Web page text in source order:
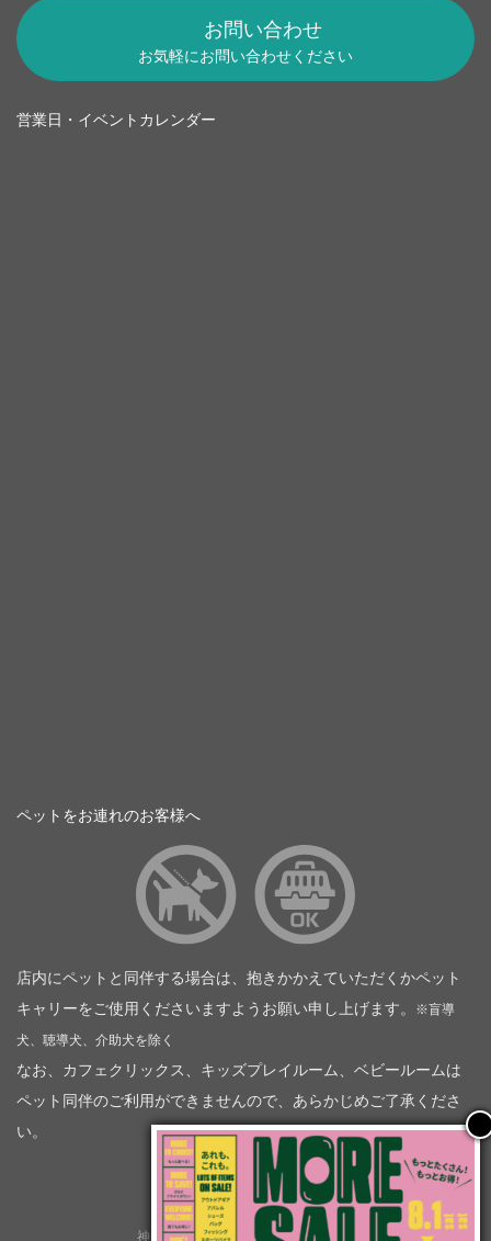
お問い合わせ
お気軽にお問い合わせください
営業日・イベントカレンダー
ペットをお連れのお客様へ
店内にペットと同伴する場合は、抱きかかえていただくかペット
キャリーをご使用くださいますようお願い申し上げます。
※盲導
犬、聴導犬、介助犬を除く
なお、カフェクリックス、キッズプレイルーム、ベビールームは
ペット同伴のご利用ができませんので、あらかじめご了承くださ
い。
神奈川トヨタ自動車（企業情報）